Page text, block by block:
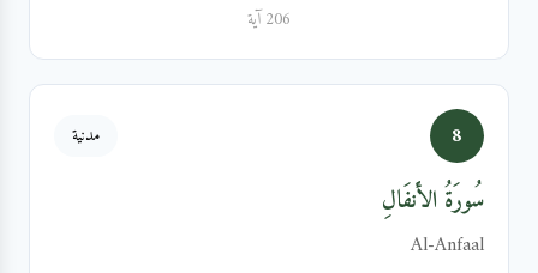
206 آية
8 مدنية
سُورَةُ الأَنفَالِ
Al-Anfaal